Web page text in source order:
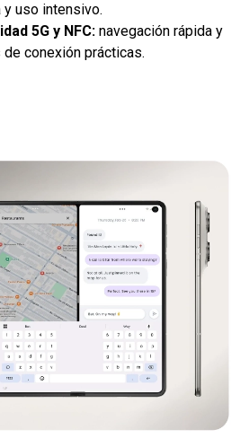
y uso intensivo.
5G y NFC:navegación rápida y
conexión prácticas.